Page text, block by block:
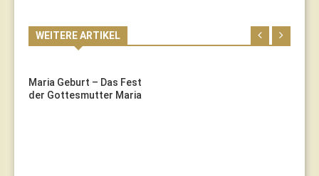
WEITERE ARTIKEL
Maria Geburt – Das Fest
der Gottesmutter Maria